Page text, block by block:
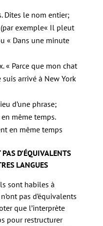
Dites le nom entier;
exemple« Il pleut
« Dans une minute
« Parce que mon chat
suis arrivé à New York
d’une phrase;
même temps.
en même temps
D’ÉQUIVALENTS
LANGUES
sont habiles à
pas d’équivalents
que l’interprète
pour restructurer